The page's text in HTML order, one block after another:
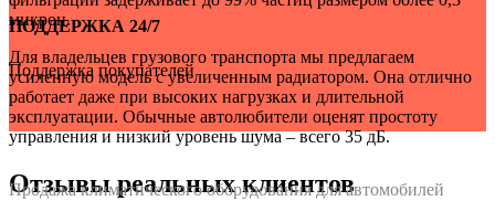
микрон.
Для владельцев грузового транспорта мы предлагаем
усиленную модель с увеличенным радиатором. Она отлично
работает даже при высоких нагрузках и длительной
эксплуатации. Обычные автолюбители оценят простоту
управления и низкий уровень шума – всего 35 дБ.
Отзывы реальных клиентов
ПОДДЕРЖКА 24/7
Поддержка покупателей
Auto-Udobno
Продажа климатического оборудования для автомобилей